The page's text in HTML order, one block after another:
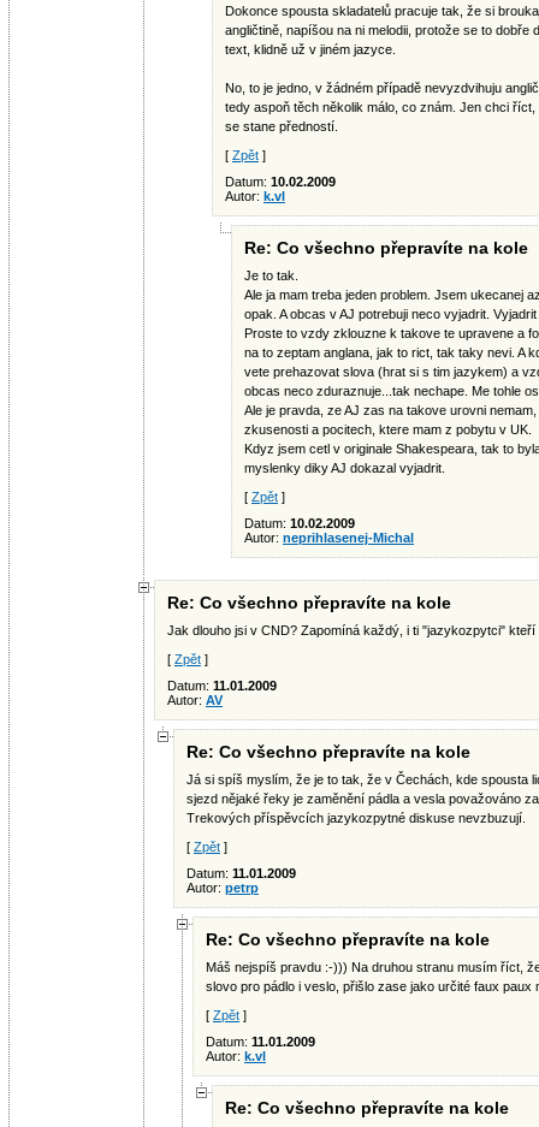
Dokonce spousta skladatelů pracuje tak, že si
angličtině, napíšou na ni melodii, protože se to dobře
text, klidně už v jiném jazyce.
No, to je jedno, v žádném případě nevyzdvihuju
tedy aspoň těch několik málo, co znám. Jen chci
se stane předností.
[ Zpět ]
Datum: 10.02.2009
Autor: k.vl
Re: Co všechno přepravíte na kole
Je to tak.
Ale ja mam treba jeden problem. Jsem ukecanej
opak. A obcas v AJ potrebuji neco vyjadrit.
Proste to vzdy zklouzne k takove te upravene a
na to zeptam anglana, jak to rict, tak taky nevi. A
vete prehazovat slova (hrat si s tim jazykem) a
obcas neco zduraznuje...tak nechape. Me tohle
Ale je pravda, ze AJ zas na takove urovni
zkusenosti a pocitech, ktere mam z pobytu v UK.
Kdyz jsem cetl v originale Shakespeara, tak to
myslenky diky AJ dokazal vyjadrit.
[ Zpět ]
Datum: 10.02.2009
Autor: neprihlasenej-Michal
Re: Co všechno přepravíte na kole
Jak dlouho jsi v CND? Zapomíná každý, i ti "jazykozpytci" kteří
[ Zpět ]
Datum: 11.01.2009
Autor: AV
Re: Co všechno přepravíte na kole
Já si spíš myslím, že je to tak, že v Čechách, kde spousta
sjezd nějaké řeky je zaměnění pádla a vesla považováno
Trekových příspěvcích jazykozpytné diskuse nevzbuzují.
[ Zpět ]
Datum: 11.01.2009
Autor: petrp
Re: Co všechno přepravíte na kole
Máš nejspíš pravdu :-))) Na druhou stranu musím říct,
slovo pro pádlo i veslo, přišlo zase jako určité faux paux
[ Zpět ]
Datum: 11.01.2009
Autor: k.vl
Re: Co všechno přepravíte na kole